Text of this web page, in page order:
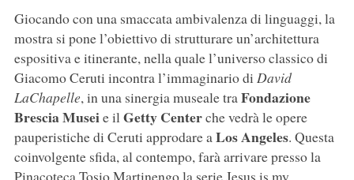
Giocando con una smaccata ambivalenza di linguaggi, la
mostra si pone l’obiettivo di strutturare un’architettura
espositiva e itinerante, nella quale l’universo classico di
Giacomo Ceruti incontra l’immaginario di David
LaChapelle, in una sinergia museale traFondazione
Brescia Museie ilGetty Centerche vedrà le opere
pauperistiche di Ceruti approdare aLos Angeles. Questa
coinvolgente sfida, al contempo, farà arrivare presso la
Pinacoteca Tosio Martinengo la serie Jesus is my